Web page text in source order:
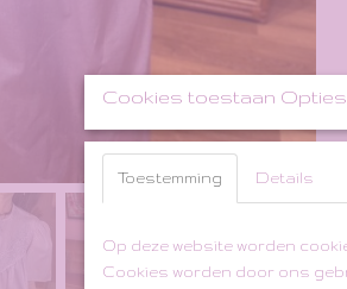
Cookies toestaan Opties
Toestemming Details
Op deze website worden
Cookies worden door ons